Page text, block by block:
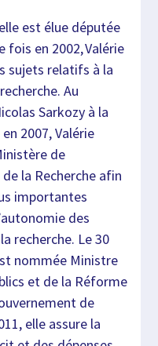
est élue députée
fois en 2002, Valérie
sujets relatifs à la
Au
Sarkozy à la
2007, Valérie
de
la Recherche afin
importantes
des
recherche. Le 30
nommée Ministre
et de la Réforme
de
elle assure la